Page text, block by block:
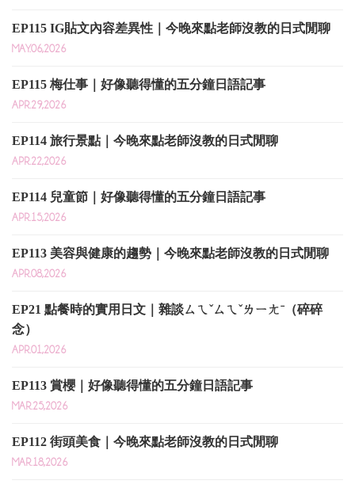
EP115 IG貼文內容差異性｜今晚來點老師沒教的日式閒聊
MAY.06,2026
EP115 梅仕事｜好像聽得懂的五分鐘日語記事
APR.29,2026
EP114 旅行景點｜今晚來點老師沒教的日式閒聊
APR.22,2026
EP114 兒童節｜好像聽得懂的五分鐘日語記事
APR.15,2026
EP113 美容與健康的趨勢｜今晚來點老師沒教的日式閒聊
APR.08,2026
EP21 點餐時的實用日文｜雜談ㄙㄟˇㄙㄟˇㄌㄧㄤˉ（碎碎
念）
APR.01,2026
EP113 賞櫻｜好像聽得懂的五分鐘日語記事
MAR.25,2026
EP112 街頭美食｜今晚來點老師沒教的日式閒聊
MAR.18,2026